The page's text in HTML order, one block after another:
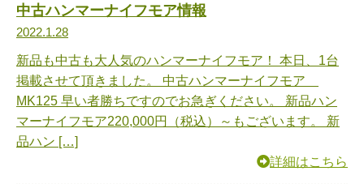
中古ハンマーナイフモア情報
2022.1.28
新品も中古も大人気のハンマーナイフモア！ 本日、1台
掲載させて頂きました。 中古ハンマーナイフモア
MK125 早い者勝ちですのでお急ぎください。 新品ハン
マーナイフモア220,000円（税込）～もございます。 新
品ハン […]
詳細はこちら